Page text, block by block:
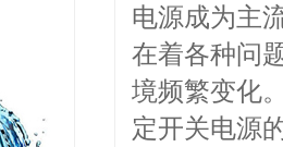
电源成为主
在着各种问
境频繁变化
定开关电源